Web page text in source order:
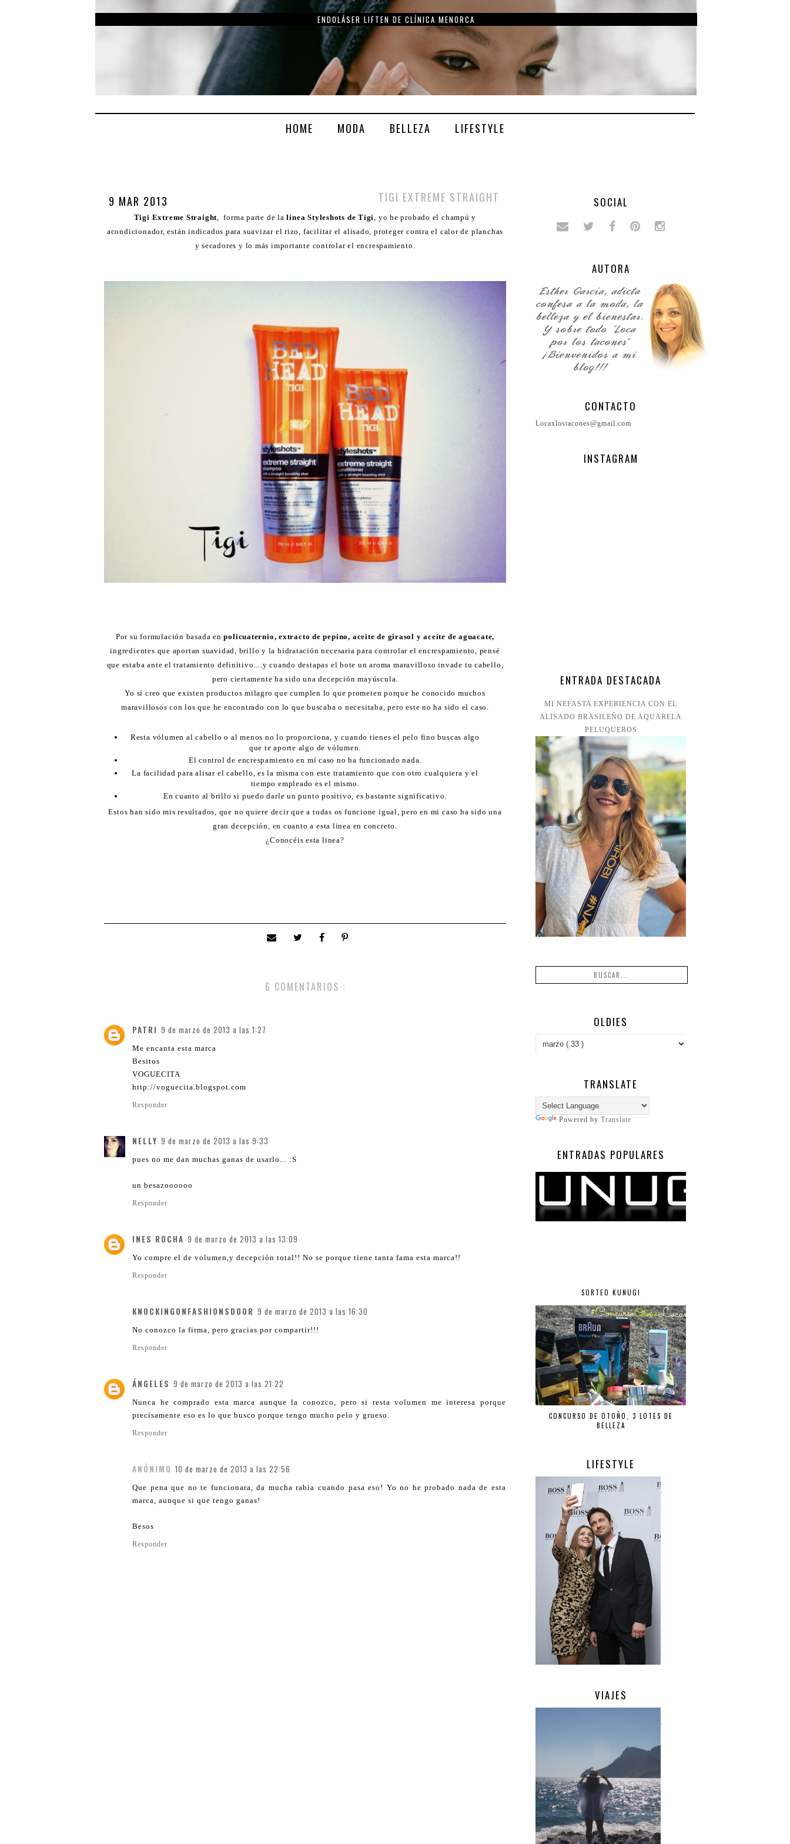
ENDOLÁSER LIFTEN DE CLÍNICA MENORCA
HOME MODA BELLEZA LIFESTYLE
9 MAR 2013 TIGI EXTREME STRAIGHT
Tigi Extreme Straight , forma parte de la linea Styleshots de Tigi
, yo he probado el champú y
acondicionador, están indicados para suavizar el rizo, facilitar el alisado, proteger contra el calor de planchas
y secadores y lo más importante controlar el encrespamiento.
Por su formulación basada enpolicuaternio, extracto de pepino, aceite de girasol y aceite de aguacate,
ingredientes que aportan suavidad, brillo y la hidratación necesaria para controlar el encrespamiento, pensé
que estaba ante el tratamiento definitivo....y cuando destapas el bote un aroma maravilloso invade tu cabello,
pero ciertamente ha sido una decepción mayúscula.
Yo sí creo que existen productos milagro que cumplen lo que prometen porque he conocido muchos
maravillosos con los que he encontrado con lo que buscaba o necesitaba, pero este no ha sido el caso.
Resta vólumen al cabello o al menos no lo proporciona, y cuando tienes el pelo fino buscas algo
que te aporte algo de vólumen.
El control de encrespamiento en mí caso no ha funcionado nada.
La facilidad para alisar el cabello, es la misma con este tratamiento que con otro cualquiera y el
tiempo empleado es el mismo.
En cuanto al brillo si puedo darle un punto positivo, es bastante significativo.
Estos han sido mis resultados, que no quiere decir que a todas os funcione igual, pero en mi caso ha sido una
gran decepción, en cuanto a esta linea en concreto.
¿Conocéis esta linea?
6 COMENTARIOS :
PATRI 9 de marzo de 2013 a las 1:27
Me encanta esta marca
Besitos
VOGUECITA
http://voguecita.blogspot.com
Responder
NELLY 9 de marzo de 2013 a las 9:33
pues no me dan muchas ganas de usarlo... :S
un besazoooooo
Responder
INES ROCHA 9 de marzo de 2013 a las 13:09
Yo compre el de volumen,y decepción total!! No se porque tiene tanta fama esta marca!!
Responder
KNOCKINGONFASHIONSDOOR 9 de marzo de 2013 a las 16:30
No conozco la firma, pero gracias por compartir!!!
Responder
ÁNGELES 9 de marzo de 2013 a las 21:22
Nunca he comprado esta marca aunque la conozco, pero si resta volumen me interesa porque
precisamente eso es lo que busco porque tengo mucho pelo y grueso.
Responder
ANÓNIMO 10 de marzo de 2013 a las 22:56
Que pena que no te funcionara, da mucha rabia cuando pasa eso! Yo no he probado nada de esta
marca, aunque si que tengo ganas!
Besos
Responder
SOCIAL
AUTORA
CONTACTO
Locaxlostacones@gmail.com
INSTAGRAM
ENTRADA DESTACADA
MI NEFASTA EXPERIENCIA CON EL
ALISADO BRASILEÑO DE AQUARELA
PELUQUEROS
OLDIES
TRANSLATE
Powered by Translate
ENTRADAS POPULARES
SORTEO KUNUGI
CONCURSO DE OTOÑO, 3 LOTES DE
BELLEZA
LIFESTYLE
.
VIAJES
.